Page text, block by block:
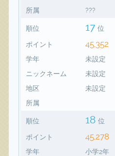
所属
???
順位 17 位
ポイント 45,352
学年
未設定
ニックネーム
未設定
地区
未設定
所属
順位 18 位
ポイント 45,278
学年
小学2年